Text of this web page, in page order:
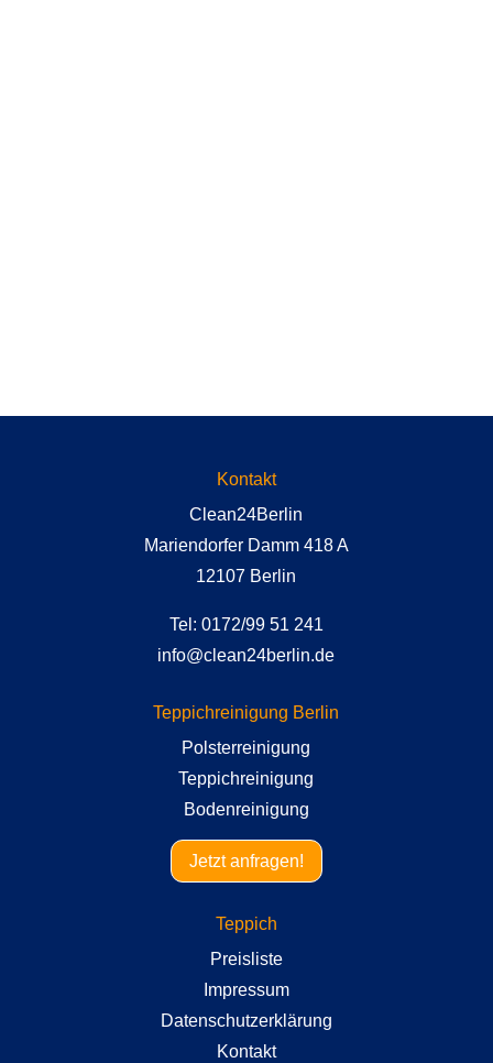
Kontakt
Clean24Berlin
Mariendorfer Damm 418 A
12107 Berlin
Tel: 0172/99 51 241
info@clean24berlin.de
Teppichreinigung Berlin
Polsterreinigung
Teppichreinigung
Bodenreinigung
Jetzt anfragen!
Teppich
Preisliste
Impressum
Datenschutzerklärung
Kontakt